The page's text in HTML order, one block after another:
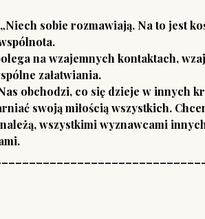
sobie rozmawiają. Na to jest
na wzajemnych kontaktach,
załatwiania.
obchodzi, co się dzieje w innych
swoją miłością wszystkich.
wszystkimi wyznawcami